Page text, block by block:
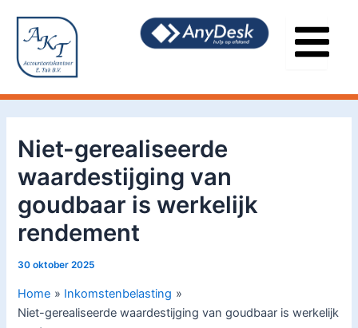
inhoud
Niet-gerealiseerde
waardestijging van
goudbaar is werkelijk
rendement
30 oktober 2025
Home
Inkomstenbelasting
Niet-gerealiseerde waardestijging van goudbaar is werkelijk
navigatie